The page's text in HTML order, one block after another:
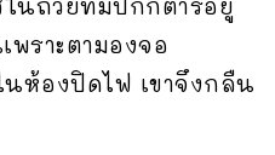
พราะตามองจอ
ห้องปิดไฟ เขาจึงกลืน